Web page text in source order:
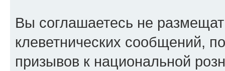
Вы соглашаетесь не
клеветнических сообщений,
призывов к национальной